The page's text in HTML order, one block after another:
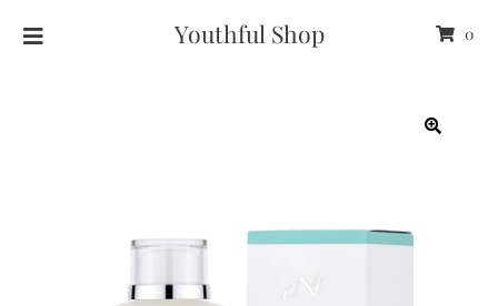
Youthful Shop 0